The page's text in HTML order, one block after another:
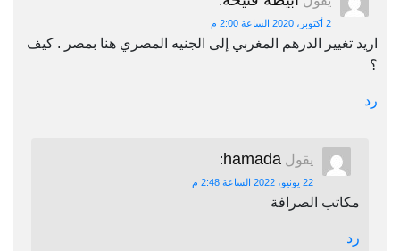
2 أكتوبر، 2020 الساعة 2:00 م
اريد تغيير الدرهم المغربي إلى الجنيه المصري هنا بمصر . كيف
؟
رد
يقول hamada
:
22 يونيو، 2022 الساعة 2:48 م
مكاتب الصرافة
رد